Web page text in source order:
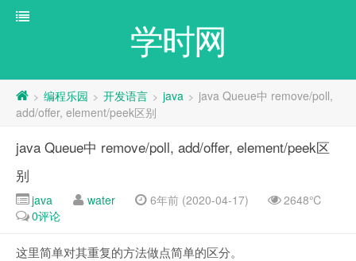
学时网
> 编程乐园 > 开发语言 > java > java Queue中 remove/poll,
add/offer, element/peek区别
java Queue中 remove/poll, add/offer, element/peek区
别
java water 6年前 (2020-04-17)
2648℃
0评论
这里简单对其重复的方法做点简单的区分。